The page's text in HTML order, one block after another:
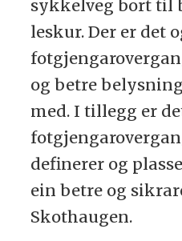
sykkelveg bort til
leskur. Der er det
og betre
med. I tillegg er
definerer og
ein betre og
Skothaugen.